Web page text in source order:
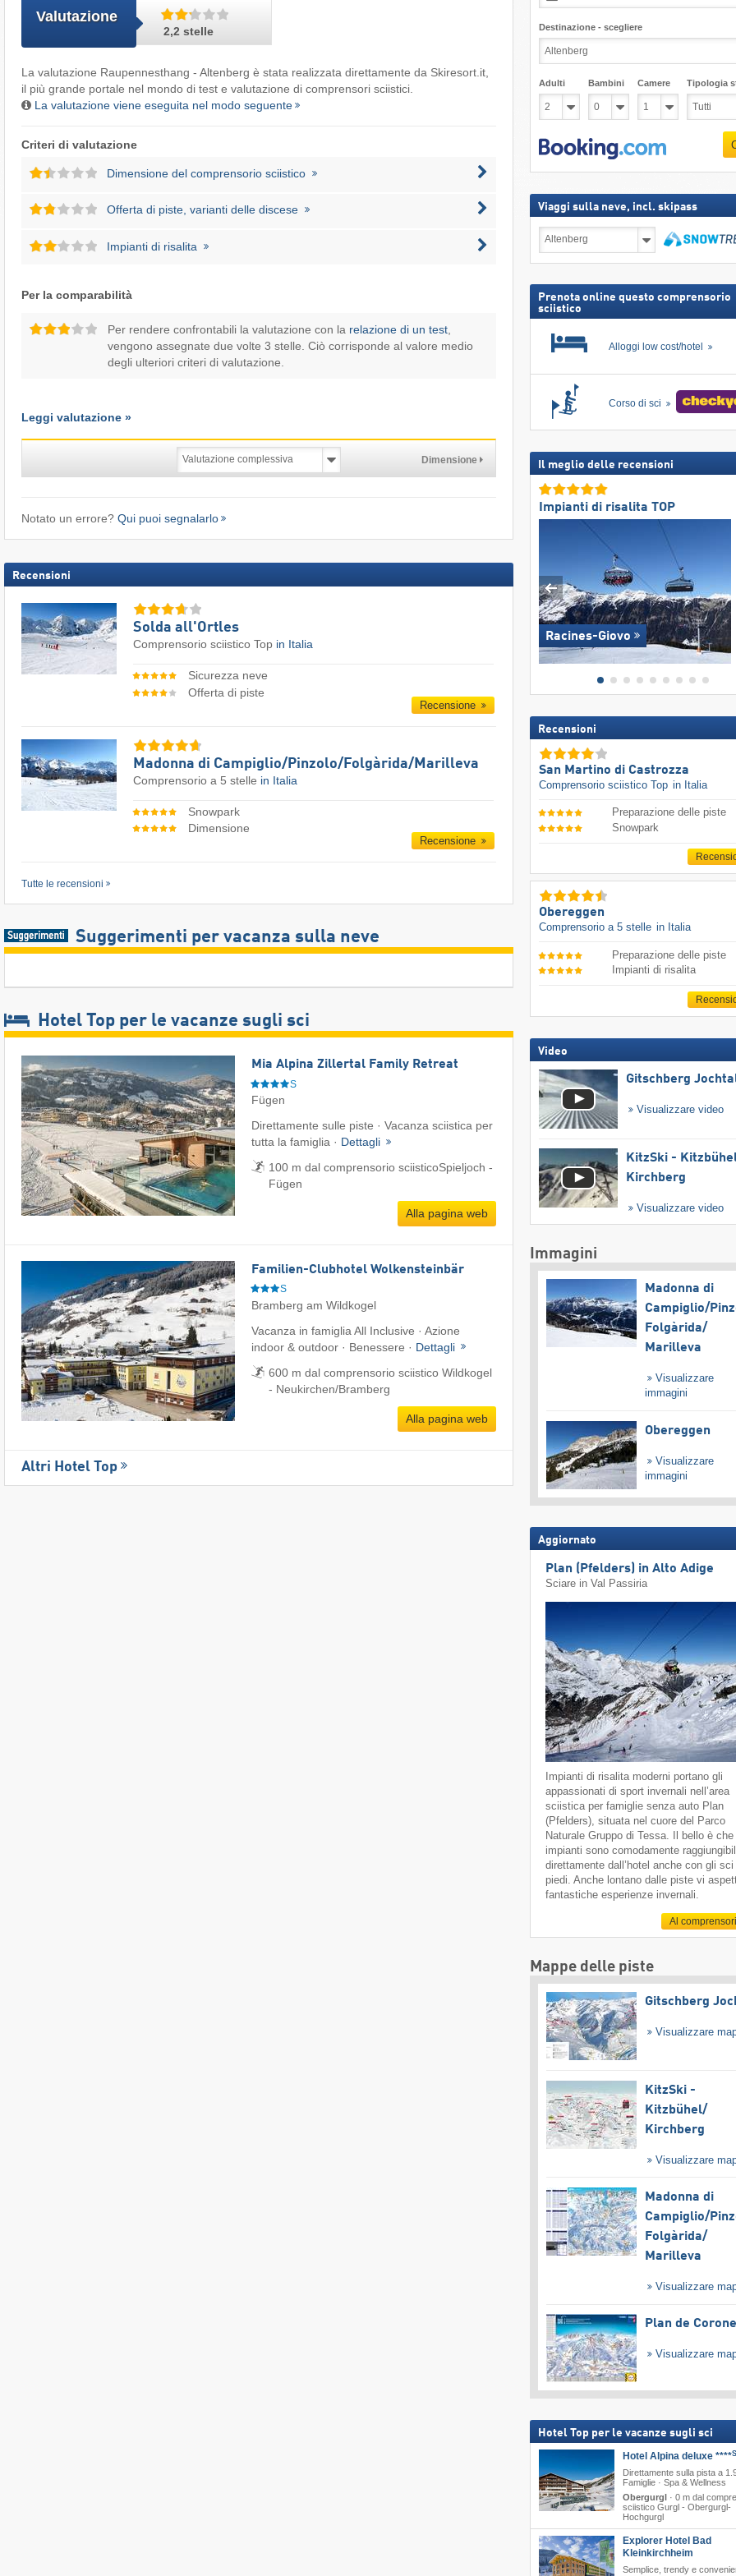
Valutazione
2,2 stelle
La valutazione Raupennesthang - Altenberg è stata realizzata direttamente da Skiresort.it,
il più grande portale nel mondo di test e valutazione di comprensori sciistici.
La valutazione viene eseguita nel modo seguente
Criteri di valutazione
Dimensione del comprensorio sciistico
Offerta di piste, varianti delle discese
Impianti di risalita
Per la comparabilità
Per rendere confrontabili la valutazione con la relazione di un test,
vengono assegnate due volte 3 stelle. Ciò corrisponde al valore medio
degli ulteriori criteri di valutazione.
Leggi valutazione »
Dimensione
Notato un errore? Qui puoi segnalarlo
Recensioni
Solda all'Ortles
Comprensorio sciistico Top in Italia
Sicurezza neve
Offerta di piste
Recensione
Madonna di Campiglio/​Pinzolo/​Folgàrida/​Marilleva
Comprensorio a 5 stelle in Italia
Snowpark
Dimensione
Recensione
Tutte le recensioni
Suggerimenti per vacanza sulla neve
Hotel Top per le vacanze sugli sci
Mia Alpina Zillertal Family Retreat
S
Fügen
Direttamente sulle piste · Vacanza sciistica per
tutta la famiglia · Dettagli
100 m dal comprensorio sciisticoSpieljoch -
Fügen
Alla pagina web
Familien-Clubhotel Wolkensteinbär
S
Bramberg am Wildkogel
Vacanza in famiglia All Inclusive · Azione
indoor & outdoor · Benessere · Dettagli
600 m dal comprensorio sciistico Wildkogel
- Neukirchen/​Bramberg
Alla pagina web
Altri Hotel Top
Destinazione - scegliere
Adulti Bambini Camere Tipologia
Viaggi sulla neve, incl. skipass
sulla
Prenota online questo comprensorio
sciistico
Alloggi low cost/hotel
Corso di sci
Il meglio delle recensioni
Impianti di risalita TOP
Racines-Giovo
Recensioni
San Martino di Castrozza
Comprensorio sciistico Top in Italia
Preparazione delle piste
Snowpark
Obereggen
Comprensorio a 5 stelle in Italia
Preparazione delle piste
Impianti di risalita
Video
Gitschberg
Visualizzare video
KitzSki -
Kirchberg
Visualizzare video
Immagini
Madonna di
Campiglio/​
Folgàrida/​
Marilleva
Visualizzare
immagini
Obereggen
Visualizzare
immagini
Aggiornato
Plan (Pfelders) in Alto Adige
Sciare in Val Passiria
Impianti di risalita moderni portano gli
appassionati di sport invernali nell’area
sciistica per famiglie senza auto Plan
(Pfelders), situata nel cuore del Parco
Naturale Gruppo di Tessa. Il bello è
impianti sono comodamente
direttamente dall’hotel anche con gli sci
piedi. Anche lontano dalle piste vi
fantastiche esperienze invernali.
Al
Mappe delle piste
Gitschberg
Visualizzare
KitzSki -
Kitzbühel/​
Kirchberg
Visualizzare
Madonna di
Campiglio/​
Folgàrida/​
Marilleva
Visualizzare
Plan de
Visualizzare
Hotel Top per le vacanze sugli sci
Hotel Alpina deluxe ****S
Direttamente sulla pista a
Famiglie · Spa & Wellness
Obergurgl
· 0 m dal
sciistico Gurgl - Obergurgl-
Hochgurgl
Explorer Hotel Bad
Kleinkirchheim
Semplice, trendy e